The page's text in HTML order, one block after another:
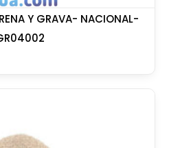
Y GRAVA- NACIONAL-